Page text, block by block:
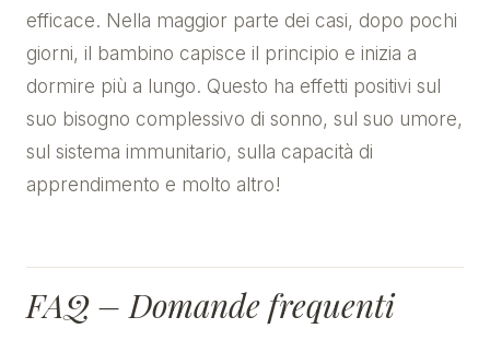
efficace. Nella maggior parte dei casi, dopo pochi
giorni, il bambino capisce il principio e inizia a
dormire più a lungo. Questo ha effetti positivi sul
suo bisogno complessivo di sonno, sul suo umore,
sul sistema immunitario, sulla capacità di
apprendimento e molto altro!
FAQ – Domande frequenti